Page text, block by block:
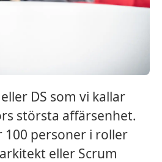
DS som vi kallar
största affärsenhet.
100 personer i roller
eller Scrum